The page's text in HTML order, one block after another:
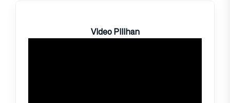
Video Pilihan